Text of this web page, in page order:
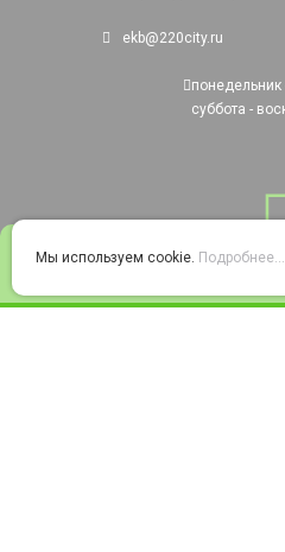
Войти
ekb@220city.ru
понедельник
суббота -
Мы используем cookie. Подробнее...